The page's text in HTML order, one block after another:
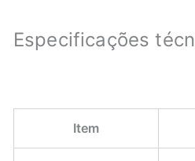
Especificações
Item